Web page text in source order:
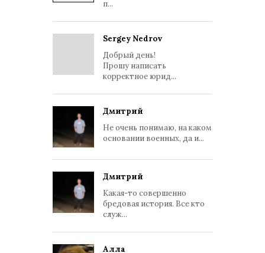
п...
Sergey Nedrov
Добрый день!
Прошу написать
корректное юрид...
Дмитрий
Не очень понимаю, на каком
основании военных, да и...
Дмитрий
Какая-то совершенно
бредовая история. Все кто
служ...
Алла